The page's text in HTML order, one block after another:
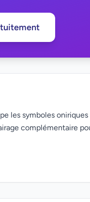
les symboles
complémentaire